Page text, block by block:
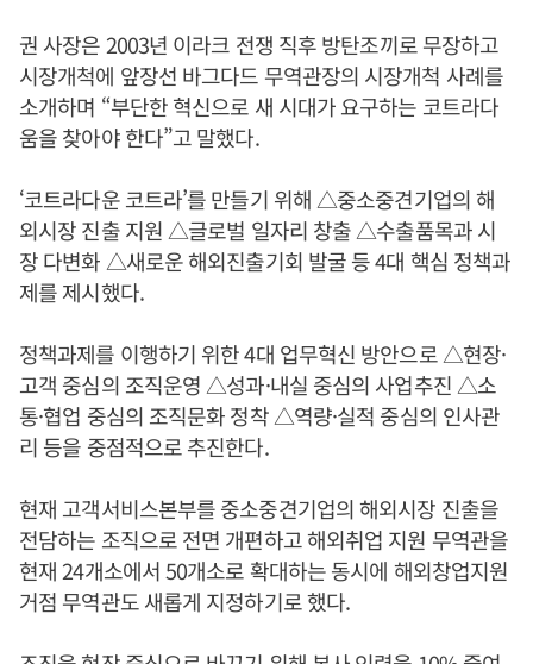
권 사장은 2003년 이라크 전쟁 직후 방탄조끼로 무장하고
시장개척에 앞장선 바그다드 무역관장의 시장개척 사례를
소개하며 “부단한 혁신으로 새 시대가 요구하는 코트라다
움을 찾아야 한다”고 말했다.
‘코트라다운 코트라’를 만들기 위해 △중소중견기업의 해
외시장 진출 지원 △글로벌 일자리 창출 △수출품목과 시
장 다변화 △새로운 해외진출기회 발굴 등 4대 핵심 정책과
제를 제시했다.
정책과제를 이행하기 위한 4대 업무혁신 방안으로 △현장·
고객 중심의 조직운영 △성과·내실 중심의 사업추진 △소
통·협업 중심의 조직문화 정착 △역량·실적 중심의 인사관
리 등을 중점적으로 추진한다.
현재 고객서비스본부를 중소중견기업의 해외시장 진출을
전담하는 조직으로 전면 개편하고 해외취업 지원 무역관을
현재 24개소에서 50개소로 확대하는 동시에 해외창업지원
거점 무역관도 새롭게 지정하기로 했다.